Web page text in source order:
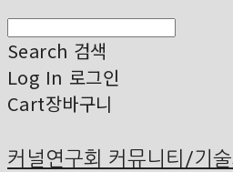
Search 검색
Log In 로그인
Cart장바구니
커널연구회 커뮤니티/기